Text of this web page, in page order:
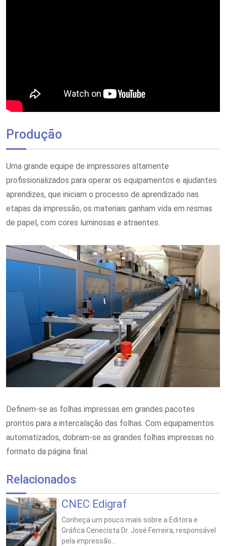
Produção
Uma grande equipe de impressores altamente
profissionalizados para operar os equipamentos e ajudantes
aprendizes, que iniciam o processo de aprendizado nas
etapas da impressão, os materiais ganham vida em resmas
de papel, com cores luminosas e atraentes.
Definem-se as folhas impressas em grandes pacotes
prontos para a intercalação das folhas. Com equipamentos
automatizados, dobram-se as grandes folhas impressas no
formato da página final.
Relacionados
CNEC Edigraf
Conheça um pouco mais sobre a Editora e
Gráfica Cenecista Dr. José Ferreira, responsável
pela impressão...